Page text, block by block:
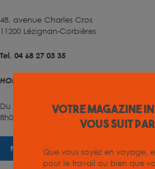
48, avenue Charles Cros
11200 Lézignan-Corbières
Tel. 04 68 27 03 35
HORAIRES D'OUVERTURE
Du lundi au vendredi
8h00 – 12h00 et 13h30 – 17h00
NOUS CONTACTER
Votre magazine
vous suit
Que vous soyez en voyage,
pour le travail ou bien que